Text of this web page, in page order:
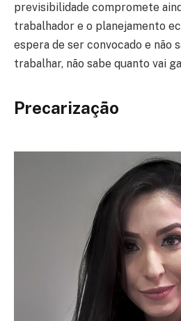
previsibilidade compromete
trabalhador e o planejamento
espera de ser convocado e não
trabalhar, não sabe quanto vai
Precarização